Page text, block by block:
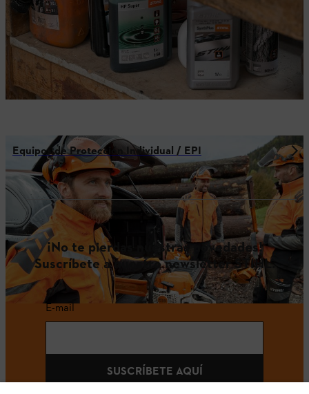
Equipos de Protección Individual / EPI
¡No te pierdas nuestras novedades!
Suscríbete a nuestro newsletter STIHL.
E-mail
SUSCRÍBETE AQUÍ